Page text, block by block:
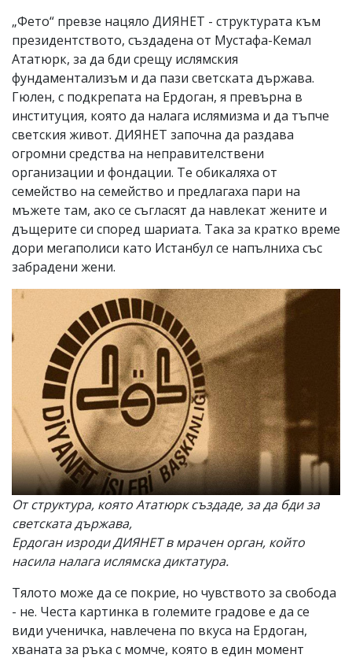
„Фето“ превзе нацяло ДИЯНЕТ - структурата към
президентството, създадена от Мустафа-Кемал
Ататюрк, за да бди срещу ислямския
фундаментализъм и да пази светската държава.
Гюлен, с подкрепата на Ердоган, я превърна в
институция, която да налага ислямизма и да тъпче
светския живот. ДИЯНЕТ започна да раздава
огромни средства на неправителствени
организации и фондации. Те обикаляха от
семейство на семейство и предлагаха пари на
мъжете там, ако се съгласят да навлекат жените и
дъщерите си според шариата. Така за кратко време
дори мегаполиси като Истанбул се напълниха със
забрадени жени.
От структура, която Ататюрк създаде, за да бди за
светската държава,
Ердоган изроди ДИЯНЕТ в мрачен орган, който
насила налага ислямска диктатура.
Тялото може да се покрие, но чувството за свобода
- не. Честа картинка в големите градове е да се
види ученичка, навлечена по вкуса на Ердоган,
хваната за ръка с момче, която в един момент